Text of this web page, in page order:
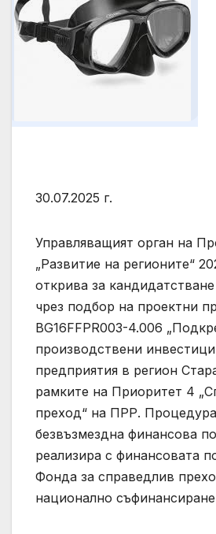
30.07.2025 г.
Управляващият орган на
„Развитие на регионите“
открива за
чрез подбор на проектни
BG16FFPR003-4.006
производствени
предприятия в регион
рамките на Приоритет 4
преход“ на ПРР.
безвъзмездна финансова
реализира с финансовата
Фонда за справедлив
национално